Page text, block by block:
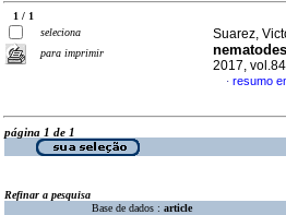
1 / 1
seleciona
para imprimir
Suarez,
2017,
· resumo
página 1 de 1
Refinar a pesquisa
Base de dados : article